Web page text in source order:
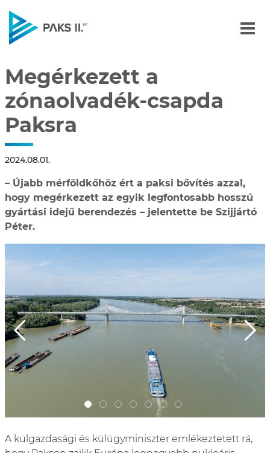
Megérkezett a
Megérkezett a
zónaolvadék-csapda
Paksra
2024.08.01.
– Újabb mérföldkőhöz ért a paksi bővítés azzal,
hogy megérkezett az egyik legfontosabb hosszú
gyártási idejű berendezés – jelentette be Szijjártó
Péter.
Previous Next
A külgazdasági és külügyminiszter emlékeztetett rá,